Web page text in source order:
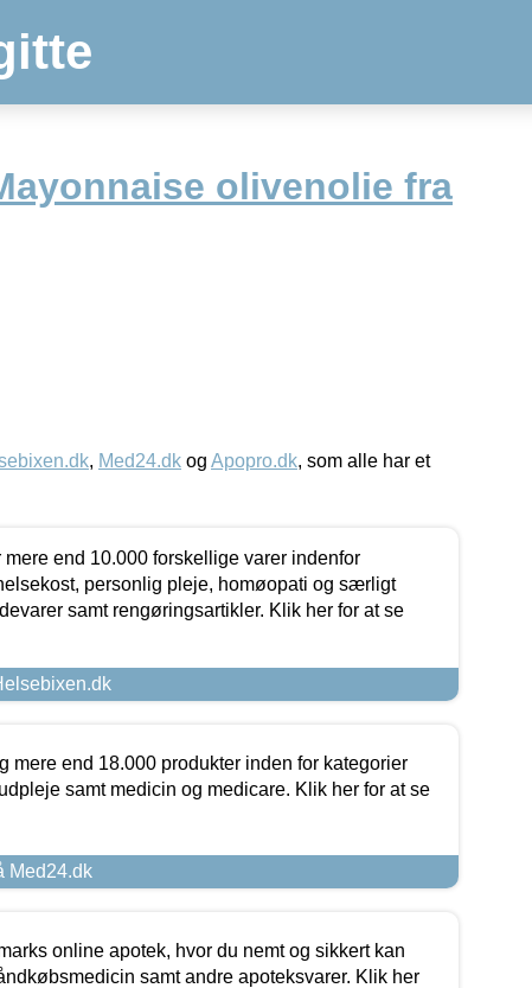
olivenolie fra
, Med24.dk og Apopro.dk, som alle har et
end 10.000 forskellige varer indenfor
personlig pleje, homøopati og særligt
samt rengøringsartikler. Klik her for at se
mere end 18.000 produkter inden for kategorier
samt medicin og medicare. Klik her for at se
Med24.dk
online apotek, hvor du nemt og sikkert kan
samt andre apoteksvarer. Klik her